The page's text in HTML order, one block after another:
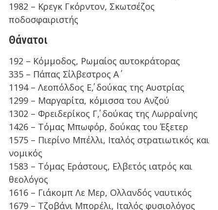
1982 – Κρεγκ Γκόρντον, Σκωτσέζος
ποδοσφαιριστής
Θάνατοι
192 – Κόμμοδος, Ρωμαίος αυτοκράτορας
335 – Πάπας Σίλβεστρος Α΄
1194 – Λεοπόλδος Ε΄, δούκας της Αυστρίας
1299 – Μαργαρίτα, κόμισσα του Ανζού
1302 – Φρειδερίκος Γ΄, δούκας της Λωρραίνης
1426 – Τόμας Μπωφόρ, δούκας του Έξετερ
1575 – Πιερίνο Μπέλλι, Ιταλός στρατιωτικός και
νομικός
1583 – Τόμας Εράστους, Ελβετός ιατρός και
θεολόγος
1616 – Γιάκομπ Λε Μερ, Ολλανδός ναυτικός
1679 – Τζοβάνι Μπορέλι, Ιταλός φυσιολόγος